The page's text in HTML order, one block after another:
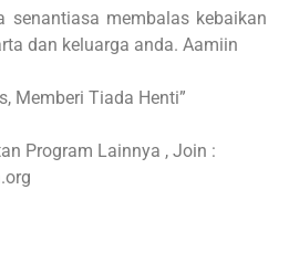
senantiasa membalas kebaikan
dan keluarga anda. Aamiin
Memberi Tiada Henti”
Program Lainnya , Join :